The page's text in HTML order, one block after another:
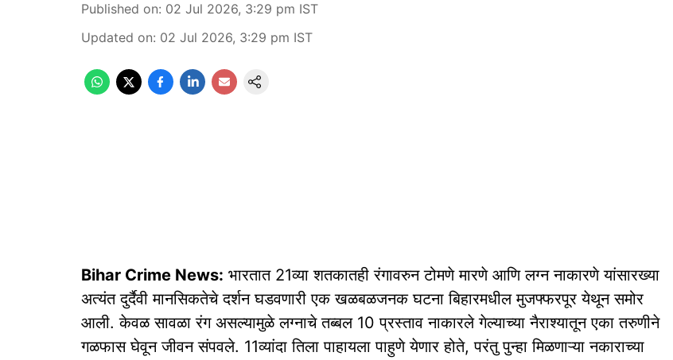
Published on: 02 Jul 2026, 3:29 pm IST
Updated on: 02 Jul 2026, 3:29 pm IST
Bihar Crime News: भारतात 21व्या शतकातही रंगावरुन टोमणे मारणे आणि लग्न नाकारणे यांसारख्या
अत्यंत दुर्दैवी मानसिकतेचे दर्शन घडवणारी एक खळबळजनक घटना बिहारमधील मुजफ्फरपूर येथून समोर
आली. केवळ सावळा रंग असल्यामुळे लग्नाचे तब्बल 10 प्रस्ताव नाकारले गेल्याच्या नैराश्यातून एका तरुणीने
गळफास घेवून जीवन संपवले. 11व्यांदा तिला पाहायला पाहुणे येणार होते, परंतु पुन्हा मिळणाऱ्या नकाराच्या